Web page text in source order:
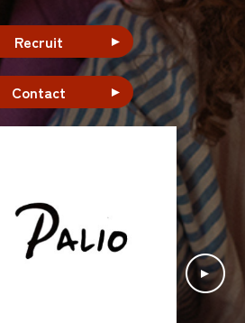
Recruit
Contact